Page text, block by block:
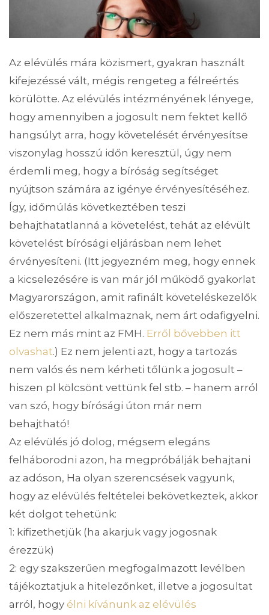
Az elévülés mára közismert, gyakran használt
kifejezéssé vált, mégis rengeteg a félreértés
körülötte. Az elévülés intézményének lényege,
hogy amennyiben a jogosult nem fektet kellő
hangsúlyt arra, hogy követelését érvényesítse
viszonylag hosszú időn keresztül, úgy nem
érdemli meg, hogy a bíróság segítséget
nyújtson számára az igénye érvényesítéséhez.
Így, időmúlás következtében teszi
behajthatatlanná a követelést, tehát az elévült
követelést bírósági eljárásban nem lehet
érvényesíteni. (Itt jegyezném meg, hogy ennek
a kicselezésére is van már jól működő gyakorlat
Magyarországon, amit rafinált követeléskezelők
előszeretettel alkalmaznak, nem árt odafigyelni.
Ez nem más mint az FMH. Erről bővebben itt
olvashat.) Ez nem jelenti azt, hogy a tartozás
nem valós és nem kérheti tőlünk a jogosult –
hiszen pl kölcsönt vettünk fel stb. – hanem arról
van szó, hogy bírósági úton már nem
behajtható!
Az elévülés jó dolog, mégsem elegáns
felháborodni azon, ha megpróbálják behajtani
az adóson, Ha olyan szerencsések vagyunk,
hogy az elévülés feltételei bekövetkeztek, akkor
két dolgot tehetünk:
1: kifizethetjük (ha akarjuk vagy jogosnak
érezzük)
2: egy szakszerűen megfogalmazott levélben
tájékoztatjuk a hitelezőnket, illetve a jogosultat
arról, hogy élni kívánunk az elévülés